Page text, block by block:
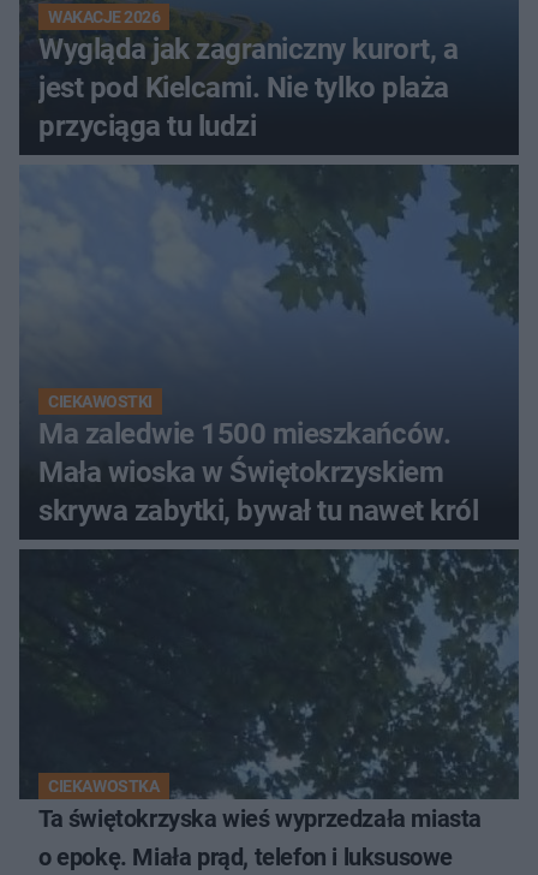
WAKACJE 2026
Wygląda jak zagraniczny kurort, a
jest pod Kielcami. Nie tylko plaża
przyciąga tu ludzi
CIEKAWOSTKI
Ma zaledwie 1500 mieszkańców.
Mała wioska w Świętokrzyskiem
skrywa zabytki, bywał tu nawet król
CIEKAWOSTKA
Ta świętokrzyska wieś wyprzedzała miasta
o epokę. Miała prąd, telefon i luksusowe